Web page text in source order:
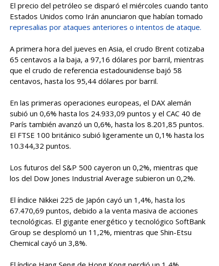
El precio del petróleo se disparó el miércoles cuando tanto
Estados Unidos como Irán anunciaron que habían tomado
represalias por ataques anteriores o intentos de ataque.
A primera hora del jueves en Asia, el crudo Brent cotizaba
65 centavos a la baja, a 97,16 dólares por barril, mientras
que el crudo de referencia estadounidense bajó 58
centavos, hasta los 95,44 dólares por barril.
En las primeras operaciones europeas, el DAX alemán
subió un 0,6% hasta los 24.933,09 puntos y el CAC 40 de
París también avanzó un 0,6%, hasta los 8.201,85 puntos.
El FTSE 100 británico subió ligeramente un 0,1% hasta los
10.344,32 puntos.
Los futuros del S&P 500 cayeron un 0,2%, mientras que
los del Dow Jones Industrial Average subieron un 0,2%.
El índice Nikkei 225 de Japón cayó un 1,4%, hasta los
67.470,69 puntos, debido a la venta masiva de acciones
tecnológicas. El gigante energético y tecnológico SoftBank
Group se desplomó un 11,2%, mientras que Shin-Etsu
Chemical cayó un 3,8%.